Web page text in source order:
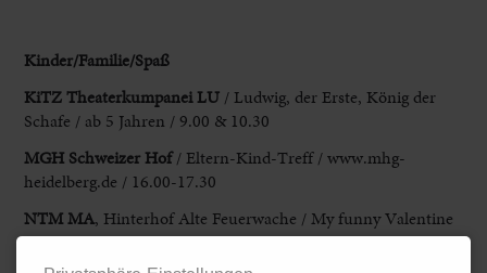
Kinder/Familie/Spaß
KiTZ Theaterkumpanei LU / Ludwig, der Erste, König der
Schafe / ab 5 Jahren / 9.00 & 10.30
MGH Schweizer Hof/ Eltern-Kind-Treff / www.mhg-
heidelberg.de / 16.00-17.30
NTM MA, Hinterhof Alte Feuerwache / My funny Valentine
/ ab10 Jahren / 10.00